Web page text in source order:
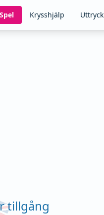
Spel Krysshjälp Uttryck
tillgång